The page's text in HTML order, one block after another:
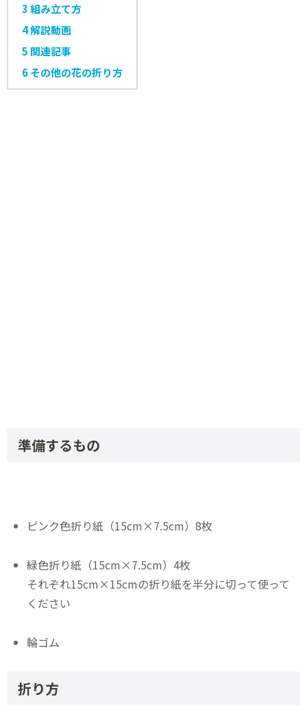
3組み立て方
4解説動画
5 関連記事
6その他の花の折り方
準備するもの
ピンク色折り紙（15cm×7.5cm）8枚
緑色折り紙（15cm×7.5cm）4枚
それぞれ15cm×15cmの折り紙を半分に切って使って
ください
輪ゴム
折り方